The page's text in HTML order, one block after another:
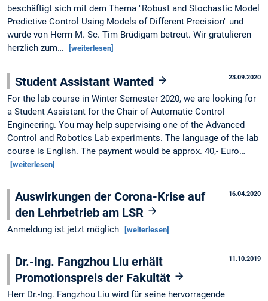
beschäftigt sich mit dem Thema "Robust and Stochastic Model
Predictive Control Using Models of Different Precision" und
wurde von Herrn M. Sc. Tim Brüdigam betreut. Wir gratulieren
herzlich zum…
[weiterlesen]
23.09.2020
Student Assistant Wanted
For the lab course in Winter Semester 2020, we are looking for
a Student Assistant for the Chair of Automatic Control
Engineering. You may help supervising one of the Advanced
Control and Robotics Lab experiments. The language of the lab
course is English. The payment would be approx. 40,- Euro…
[weiterlesen]
16.04.2020
Auswirkungen der Corona-Krise auf
den Lehrbetrieb am LSR
Anmeldung ist jetzt möglich [weiterlesen]
11.10.2019
Dr.-Ing. Fangzhou Liu erhält
Promotionspreis der Fakultät
Herr Dr.-Ing. Fangzhou Liu wird für seine hervorragende